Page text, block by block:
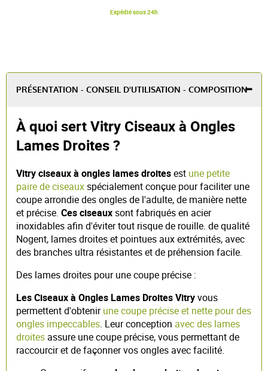
Expédié sous 24h
PRÉSENTATION - CONSEIL D'UTILISATION - COMPOSITION
À quoi sert Vitry Ciseaux à Ongles
Lames Droites ?
Vitry ciseaux à ongles lames droitesest une petite
paire de ciseauxspécialement conçue pour faciliter une
coupe arrondie des ongles de l'adulte, de manière nette
et précise. Ces ciseauxsont fabriqués en acier
inoxidables afin d'éviter tout risque de rouille. de qualité
Nogent, lames droites et pointues aux extrémités, avec
des branches ultra résistantes et de préhension facile.
Des lames droites pour une coupe précise :
Les Ciseaux à Ongles Lames Droites Vitryvous
permettent d'obtenirune coupe précise et nette pour des
ongles impeccables. Leur conception avec des lames
droites assure une coupe précise, vous permettant de
raccourcir et de façonner vos ongles avec facilité.